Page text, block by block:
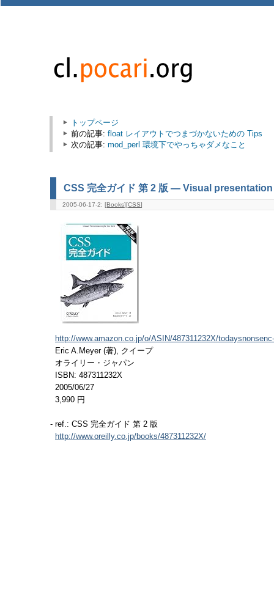
トップページ
前の記事: float レイアウトでつまづかないための Tips
次の記事: mod_perl 環境下でやっちゃダメなこと
CSS 完全ガイド 第 2 版 ― Visual
2005-06-17-2: [Books][CSS]
http://www.amazon.co.jp/o/ASIN/487311232X/
Eric A.Meyer (著), クイープ
オライリー・ジャパン
ISBN: 487311232X
2005/06/27
3,990 円
- ref.: CSS 完全ガイド 第 2 版
http://www.oreilly.co.jp/books/487311232X/